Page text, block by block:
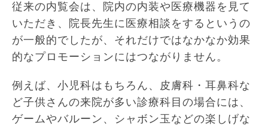
従来の内覧会は、院内の内装や医療機器を見て
いただき、院長先生に医療相談をするというの
が一般的でしたが、それだけではなかなか効果
的なプロモーションにはつながりません。
例えば、小児科はもちろん、皮膚科・耳鼻科な
ど子供さんの来院が多い診療科目の場合には、
ゲームやバルーン、シャボン玉などの楽しげな